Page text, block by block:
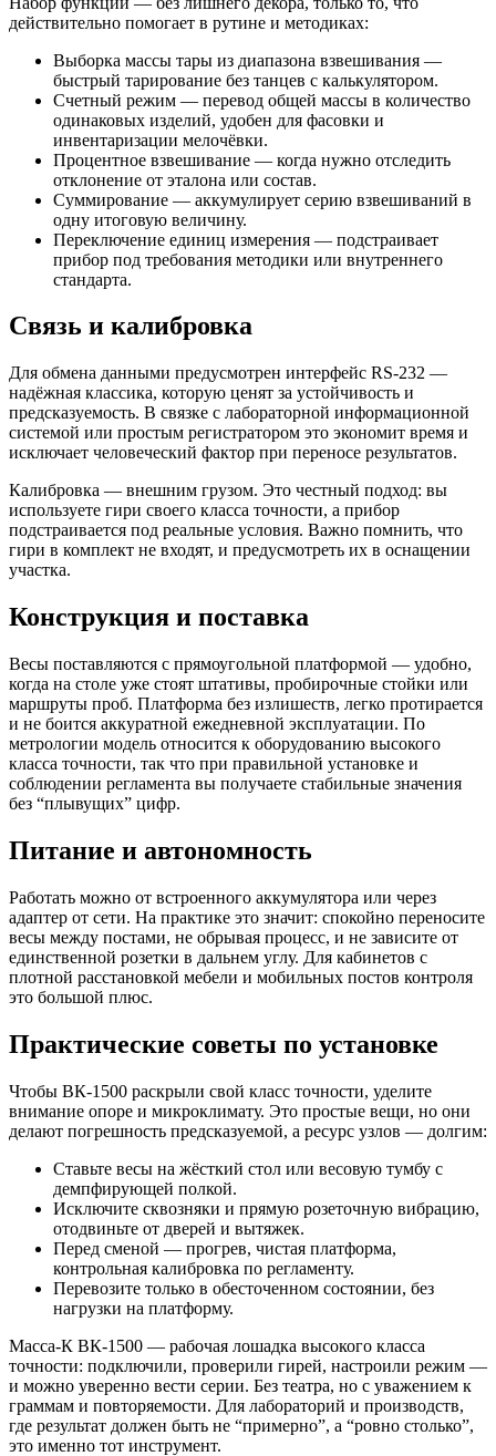
действительно помогает в рутине и методиках:
Выборка массы тары из диапазона взвешивания —
быстрый тарирование без танцев с калькулятором.
Счетный режим — перевод общей массы в количество
одинаковых изделий, удобен для фасовки и
инвентаризации мелочёвки.
Процентное взвешивание — когда нужно отследить
отклонение от эталона или состав.
Суммирование — аккумулирует серию взвешиваний в
одну итоговую величину.
Переключение единиц измерения — подстраивает
прибор под требования методики или внутреннего
стандарта.
Связь и калибровка
Для обмена данными предусмотрен интерфейс RS-232 —
надёжная классика, которую ценят за устойчивость и
предсказуемость. В связке с лабораторной информационной
системой или простым регистратором это экономит время и
исключает человеческий фактор при переносе результатов.
Калибровка — внешним грузом. Это честный подход: вы
используете гири своего класса точности, а прибор
подстраивается под реальные условия. Важно помнить, что
гири в комплект не входят, и предусмотреть их в оснащении
участка.
Конструкция и поставка
Весы поставляются с прямоугольной платформой — удобно,
когда на столе уже стоят штативы, пробирочные стойки или
маршруты проб. Платформа без излишеств, легко протирается
и не боится аккуратной ежедневной эксплуатации. По
метрологии модель относится к оборудованию высокого
класса точности, так что при правильной установке и
соблюдении регламента вы получаете стабильные значения
без “плывущих” цифр.
Питание и автономность
Работать можно от встроенного аккумулятора или через
адаптер от сети. На практике это значит: спокойно переносите
весы между постами, не обрывая процесс, и не зависите от
единственной розетки в дальнем углу. Для кабинетов с
плотной расстановкой мебели и мобильных постов контроля
это большой плюс.
Практические советы по установке
Чтобы ВК-1500 раскрыли свой класс точности, уделите
внимание опоре и микроклимату. Это простые вещи, но они
делают погрешность предсказуемой, а ресурс узлов — долгим:
Ставьте весы на жёсткий стол или весовую тумбу с
демпфирующей полкой.
Исключите сквозняки и прямую розеточную вибрацию,
отодвиньте от дверей и вытяжек.
Перед сменой — прогрев, чистая платформа,
контрольная калибровка по регламенту.
Перевозите только в обесточенном состоянии, без
нагрузки на платформу.
Масса-К ВК-1500 — рабочая лошадка высокого класса
точности: подключили, проверили гирей, настроили режим —
и можно уверенно вести серии. Без театра, но с уважением к
граммам и повторяемости. Для лабораторий и производств,
где результат должен быть не “примерно”, а “ровно столько”,
это именно тот инструмент.